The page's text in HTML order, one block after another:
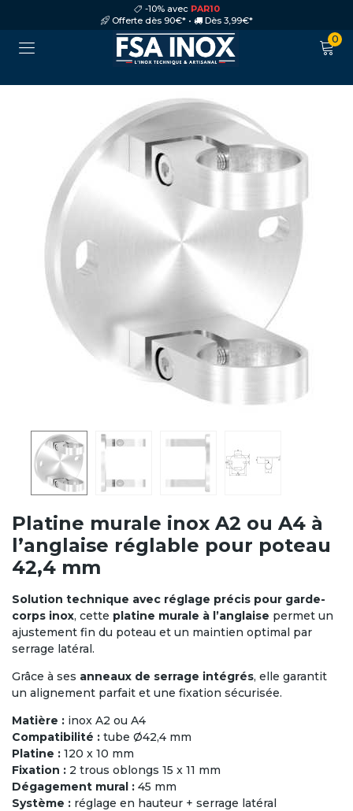
-10% avec PAR10
Offerte dès 90€* •
Dès 3,99€*
0
Platine murale inox A2 ou A4 à
l’anglaise réglable pour poteau
42,4 mm
Solution technique avec réglage précis pour garde-
corps inox, cette platine murale à l’anglaise permet un
ajustement fin du poteau et un maintien optimal par
serrage latéral.
Grâce à ses anneaux de serrage intégrés, elle garantit
un alignement parfait et une fixation sécurisée.
Matière : inox A2 ou A4
Compatibilité : tube Ø42,4 mm
Platine : 120 x 10 mm
Fixation : 2 trous oblongs 15 x 11 mm
Dégagement mural : 45 mm
Système : réglage en hauteur + serrage latéral